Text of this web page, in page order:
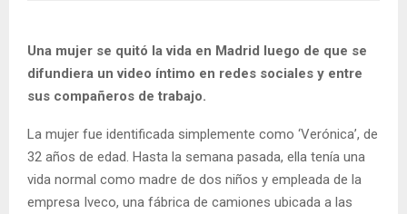
Una mujer se quitó la vida en Madrid luego de que se
difundiera un video íntimo en redes sociales y entre
sus compañeros de trabajo.
La mujer fue identificada simplemente como ‘Verónica’, de
32 años de edad. Hasta la semana pasada, ella tenía una
vida normal como madre de dos niños y empleada de la
empresa Iveco, una fábrica de camiones ubicada a las